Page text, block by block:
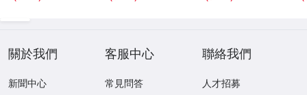
關於我們
新聞中心
客服中心
常見問答
聯絡我們
人才招募